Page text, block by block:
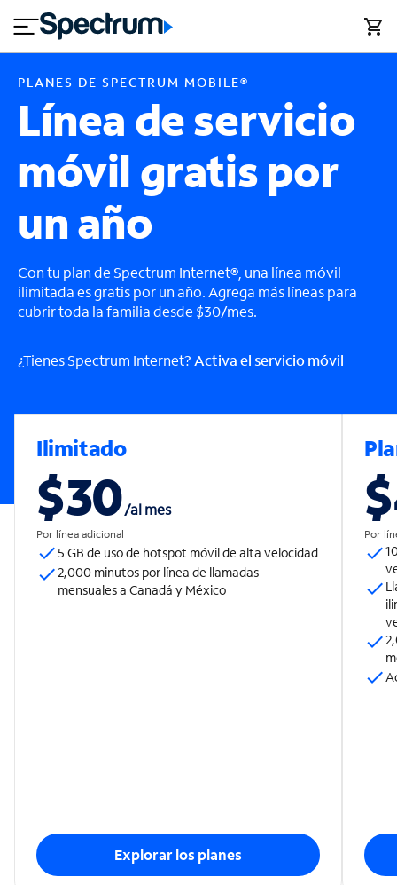
Planes Spectrum Mobile
close
cian
s
n
t
r
e
ó
T
o
g
r
A
u
d
a
PLANES DE SPECTRUM MOBILE®
Línea de servicio
móvil gratis por
un año
Con tu plan de Spectrum Internet®, una línea móvil
ilimitada es gratis por un año. Agrega más líneas para
cubrir toda la familia desde $30/mes.
¿Tienes Spectrum Internet? Activa el servicio móvil
Ilimitado
$30/al mes
Por línea adicional
5 GB​​​​​​​ de uso de hotspot móvil ​​​​​​​de alta velocidad
2,000 minutos por línea de llamadas
mensuales a Canadá y México
Explorar los planes
Por